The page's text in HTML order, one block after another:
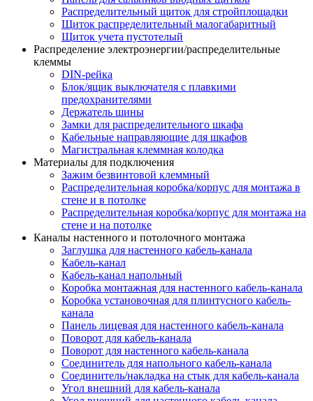
Распределительный щиток для стройплощадки
Щиток распределительный малогабаритный
Щиток учета пустотелый
Распределение электроэнергии/распределительные
клеммы
DIN-рейка
Блок/ящик выключателя с плавкими
предохранителями
Держатель шины
Замки для распределительного шкафа
Кабельные направляющие для шкафов
Магистральная клеммная колодка
Материалы для подключения
Зажим безвинтовой клеммный
Распределительная коробка/корпус для монтажа в
стене и в потолке
Распределительная коробка/корпус для монтажа на
стене и на потолке
Каналы настенного и потолочного монтажа
Заглушка для настенного кабель-канала
Кабель-канал
Кабель-канал напольный
Коробка монтажная для настенного кабель-канала
Коробка установочная для плинтусного кабель-
канала
Панель лицевая для настенного кабель-канала
Поворот для кабель-канала
Поворот для настенного кабель-канала
Соединитель для напольного кабель-канала
Соединитель/накладка на стык для кабель-канала
Угол внешний для кабель-канала